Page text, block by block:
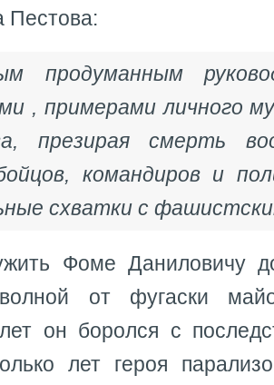
Пестова:
продуманным
, примерами личного
презирая смерть
командиров и
схватки с
Фоме Даниловичу
от фугаски
он боролся с
лет героя